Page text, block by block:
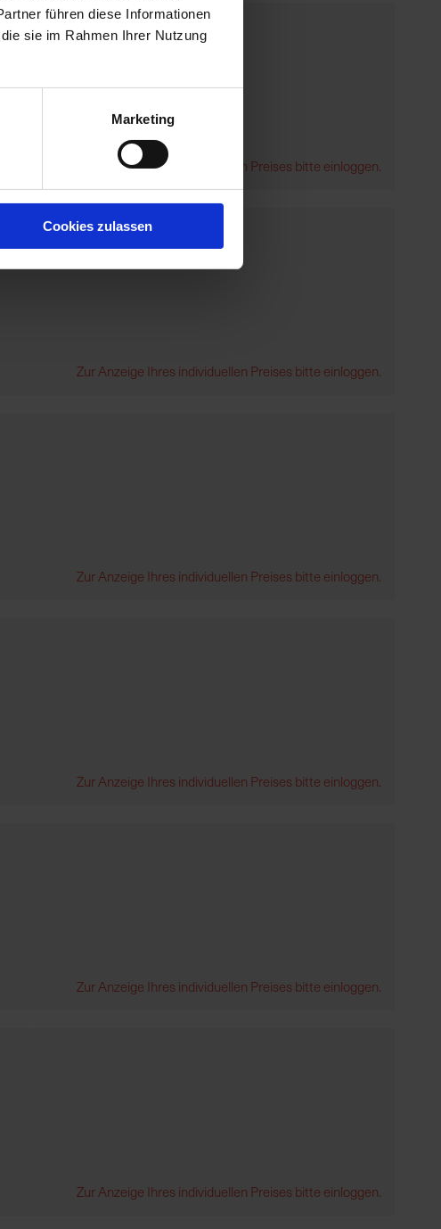
führen diese Informationen
sie im Rahmen Ihrer Nutzung
Marketing
Cookies zulassen
Zur Anzeige Ihres individuellen Preises bitte einloggen.
Zur Anzeige Ihres individuellen Preises bitte einloggen.
Zur Anzeige Ihres individuellen Preises bitte einloggen.
Zur Anzeige Ihres individuellen Preises bitte einloggen.
Zur Anzeige Ihres individuellen Preises bitte einloggen.
Zur Anzeige Ihres individuellen Preises bitte einloggen.